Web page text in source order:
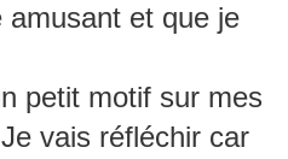
et que je
petit motif sur mes
vais réfléchir car